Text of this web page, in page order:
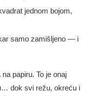
jednom bojom,
samo zamišljeno — i
papiru. To je onaj
dok svi režu, okreću i